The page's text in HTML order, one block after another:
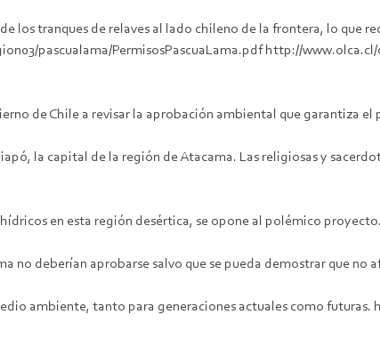
los tranques de relaves al lado chileno de la frontera, lo que
pascualama/PermisosPascuaLama.pdf http://
de Chile a revisar la aprobación ambiental que garantiza el
la capital de la región de Atacama. Las religiosas y
en esta región desértica, se opone al polémico proyecto.
no deberían aprobarse salvo que se pueda demostrar que no
ambiente, tanto para generaciones actuales como